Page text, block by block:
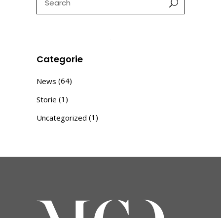
Categorie
News (64)
Storie (1)
Uncategorized (1)